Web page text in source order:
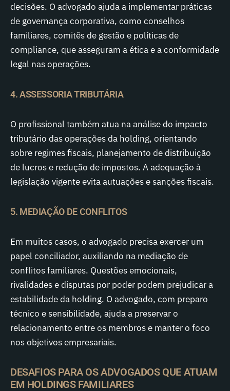
decisões. O advogado ajuda a implementar práticas
de governança corporativa, como conselhos
familiares, comitês de gestão e políticas de
compliance, que asseguram a ética e a conformidade
legal nas operações.
4. ASSESSORIA TRIBUTÁRIA
O profissional também atua na análise do impacto
tributário das operações da holding, orientando
sobre regimes fiscais, planejamento de distribuição
de lucros e redução de impostos. A adequação à
legislação vigente evita autuações e sanções fiscais.
5. MEDIAÇÃO DE CONFLITOS
Em muitos casos, o advogado precisa exercer um
papel conciliador, auxiliando na mediação de
conflitos familiares. Questões emocionais,
rivalidades e disputas por poder podem prejudicar a
estabilidade da holding. O advogado, com preparo
técnico e sensibilidade, ajuda a preservar o
relacionamento entre os membros e manter o foco
nos objetivos empresariais.
DESAFIOS PARA OS ADVOGADOS QUE ATUAM
EM HOLDINGS FAMILIARES